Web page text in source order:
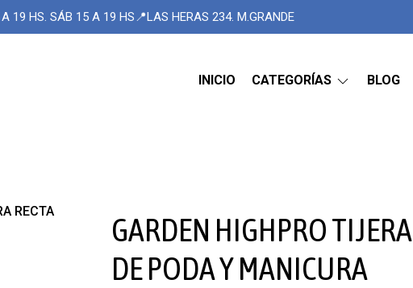
19 HS. SÁB 15 A 19 HS📍LAS HERAS 234. M.GRANDE
INICIO CATEGORÍAS BLOG
RECTA
GARDEN HIGHPRO TIJERA
DE PODA Y MANICURA